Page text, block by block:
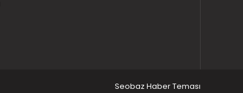
Seobaz Haber Teması